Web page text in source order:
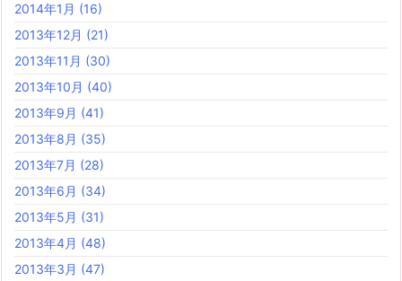
2014年1月 (16)
2013年12月 (21)
2013年11月 (30)
2013年10月 (40)
2013年9月 (41)
2013年8月 (35)
2013年7月 (28)
2013年6月 (34)
2013年5月 (31)
2013年4月 (48)
2013年3月 (47)